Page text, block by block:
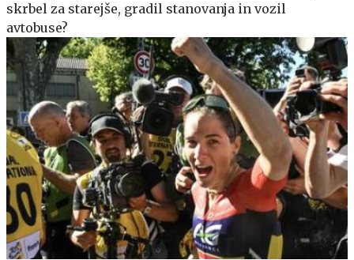
skrbel za starejše, gradil stanovanja in vozil
avtobuse?